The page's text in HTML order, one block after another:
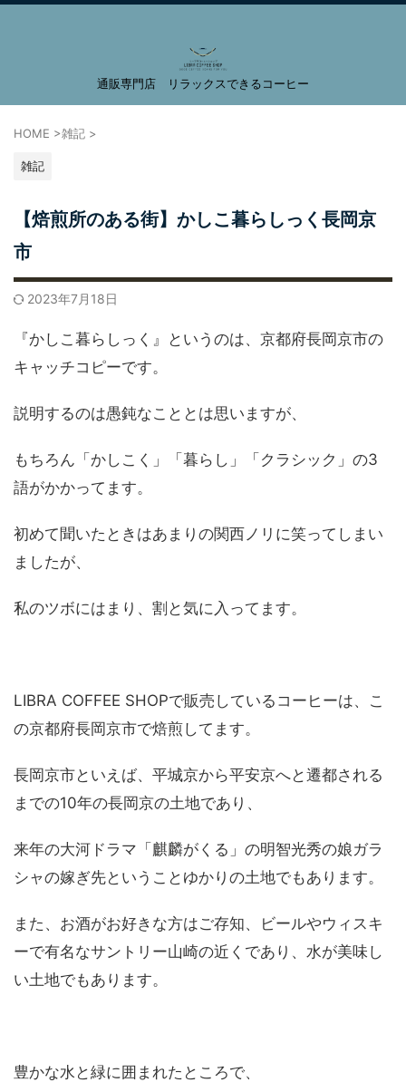
通販専門店 リラックスできるコーヒー
LIBRA COFFEE SHOP
HOME >雑記 >
雑記
【焙煎所のある街】かしこ暮らしっく長岡京
市
2023年7月18日
『かしこ暮らしっく』というのは、京都府長岡京市の
キャッチコピーです。
説明するのは愚鈍なこととは思いますが、
もちろん「かしこく」「暮らし」「クラシック」の3
語がかかってます。
初めて聞いたときはあまりの関西ノリに笑ってしまい
ましたが、
私のツボにはまり、割と気に入ってます。
LIBRA COFFEE SHOPで販売しているコーヒーは、こ
の京都府長岡京市で焙煎してます。
長岡京市といえば、平城京から平安京へと遷都される
までの10年の長岡京の土地であり、
来年の大河ドラマ「麒麟がくる」の明智光秀の娘ガラ
シャの嫁ぎ先ということゆかりの土地でもあります。
また、お酒がお好きな方はご存知、ビールやウィスキ
ーで有名なサントリー山崎の近くであり、水が美味し
い土地でもあります。
豊かな水と緑に囲まれたところで、